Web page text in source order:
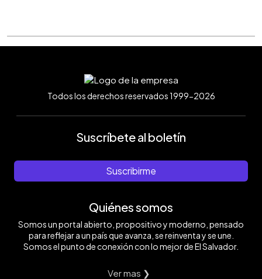
Todos los derechos reservados 1999-2026
Suscríbete al boletín
Suscribirme
Quiénes somos
Somos un portal abierto, propositivo y moderno, pensado
para reflejar a un país que avanza, se reinventa y se une.
Somos el punto de conexión con lo mejor de El Salvador.
Ver mas ❯